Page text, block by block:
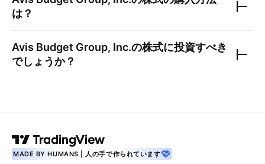
は？
Avis Budget Group, Inc.の株式に投資すべき
でしょうか？
MADE BY HUMANS | 人の手で作られています